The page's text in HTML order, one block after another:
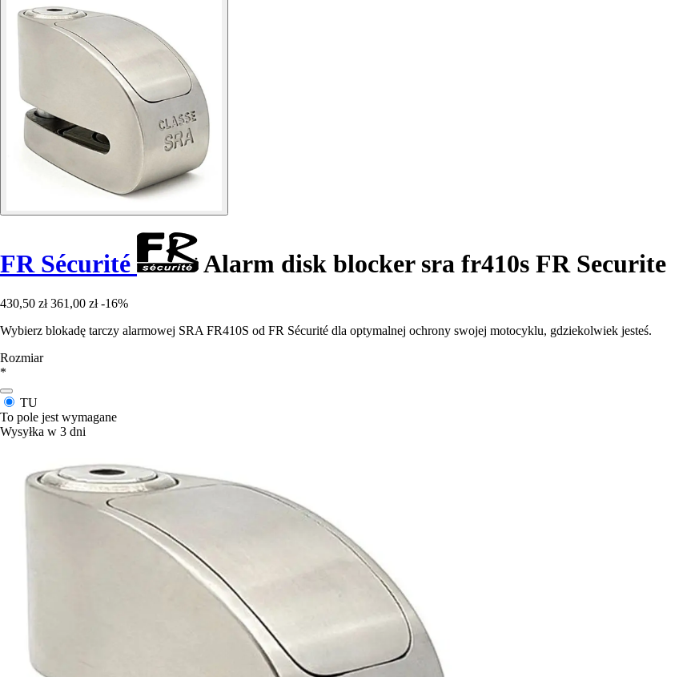
FR Sécurité Alarm disk blocker sra fr410s FR Securite
430,50 zł 361,00 zł -16%
Wybierz blokadę tarczy alarmowej SRA FR410S od FR Sécurité dla optymalnej ochrony swojej motocyklu, gdziekolwiek jesteś.
Rozmiar
*
TU
To pole jest wymagane
Wysyłka w 3 dni